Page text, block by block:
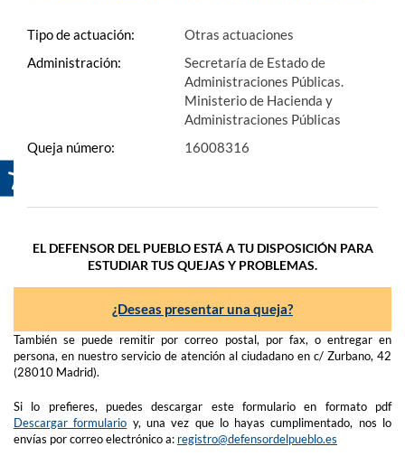
Tipo de actuación:
Otras actuaciones
Administración:
Secretaría de Estado de
Administraciones Públicas.
Ministerio de Hacienda y
Administraciones Públicas
Queja número:
16008316
EL DEFENSOR DEL PUEBLO ESTÁ A TU DISPOSICIÓN PARA
ESTUDIAR TUS QUEJAS Y PROBLEMAS.
¿Deseas presentar una queja?
También se puede remitir por correo postal, por fax, o entregar en
persona, en nuestro servicio de atención al ciudadano en c/ Zurbano, 42
(28010 Madrid).
Si lo prefieres, puedes descargar este formulario en formato pdf
Descargar formulario y, una vez que lo hayas cumplimentado, nos lo
envías por correo electrónico a: registro@defensordelpueblo.es